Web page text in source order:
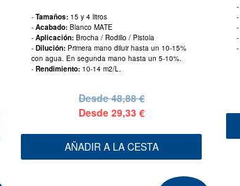
-Tamaños: 15 y 4 litros
-Acabado:Blanco MATE
-Aplicación:Brocha / Rodillo / Pistola
-Dilución: Primera mano diluir hasta un 10-15%
con agua. En segunda mano hasta un 5-10%.
-Rendimiento: 10-14 m2/L.
Desde48,88 €
Desde 29,33 €
AÑADIR A LA CESTA
-
-
-
-
-